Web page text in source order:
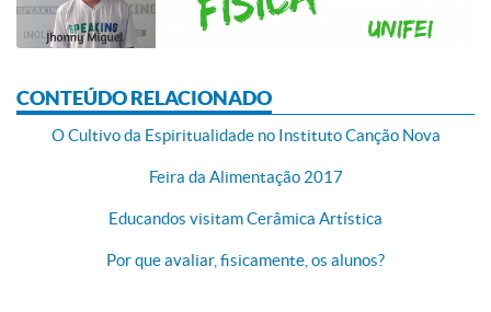
CONTEÚDO RELACIONADO
O Cultivo da Espiritualidade no Instituto Canção Nova
Feira da Alimentação 2017
Educandos visitam Cerâmica Artística
Por que avaliar, fisicamente, os alunos?